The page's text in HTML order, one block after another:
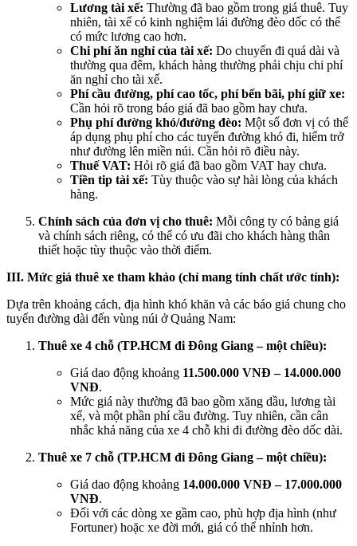
Lương tài xế: Thường đã bao gồm trong giá thuê. Tuy
nhiên, tài xế có kinh nghiệm lái đường đèo dốc có thể
có mức lương cao hơn.
Chi phí ăn nghỉ của tài xế: Do chuyến đi quá dài và
thường qua đêm, khách hàng thường phải chịu chi phí
ăn nghỉ cho tài xế.
Phí cầu đường, phí cao tốc, phí bến bãi, phí giữ xe:
Cần hỏi rõ trong báo giá đã bao gồm hay chưa.
Phụ phí đường khó/đường đèo: Một số đơn vị có thể
áp dụng phụ phí cho các tuyến đường khó đi, hiểm trở
như đường lên miền núi. Cần hỏi rõ điều này.
Thuế VAT: Hỏi rõ giá đã bao gồm VAT hay chưa.
Tiền tip tài xế: Tùy thuộc vào sự hài lòng của khách
hàng.
Chính sách của đơn vị cho thuê: Mỗi công ty có bảng giá
và chính sách riêng, có thể có ưu đãi cho khách hàng thân
thiết hoặc tùy thuộc vào thời điểm.
III. Mức giá thuê xe tham khảo (chỉ mang tính chất ước tính):
Dựa trên khoảng cách, địa hình khó khăn và các báo giá chung cho
tuyến đường dài đến vùng núi ở Quảng Nam:
Thuê xe 4 chỗ (TP.HCM đi Đông Giang – một chiều):
Giá dao động khoảng 11.500.000 VNĐ – 14.000.000
VNĐ.
Mức giá này thường đã bao gồm xăng dầu, lương tài
xế, và một phần phí cầu đường. Tuy nhiên, cần cân
nhắc khả năng của xe 4 chỗ khi đi đường đèo dốc dài.
Thuê xe 7 chỗ (TP.HCM đi Đông Giang – một chiều):
Giá dao động khoảng 14.000.000 VNĐ – 17.000.000
VNĐ.
Đối với các dòng xe gầm cao, phù hợp địa hình (như
Fortuner) hoặc xe đời mới, giá có thể nhỉnh hơn.